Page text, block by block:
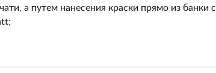
а путем нанесения краски прямо из банки с